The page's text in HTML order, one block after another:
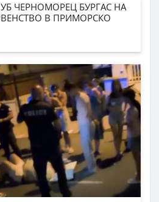
ЧЕРНОМОРЕЦ БУРГАС НА
В ПРИМОРСКО